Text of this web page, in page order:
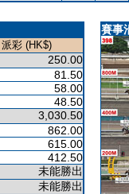
派彩 (HK$)
250.00
81.50
58.00
48.50
3,030.50
862.00
615.00
412.50
未能勝出
未能勝出
賽事